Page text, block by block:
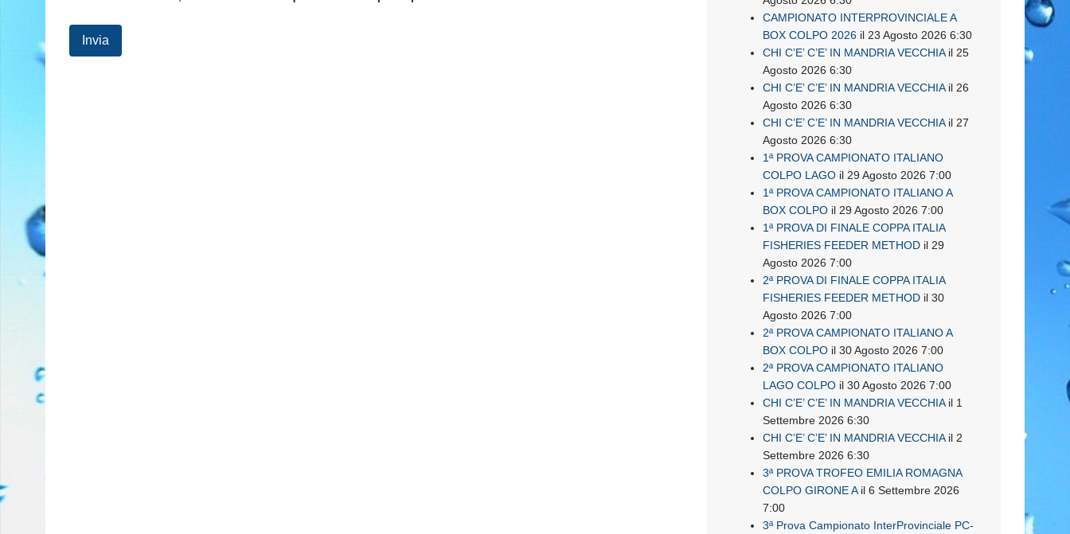
CAMPIONATO INTERPROVINCIALE A
BOX COLPO 2026 il 23 Agosto 2026 6:30
CHI C’E’ C’E’ IN MANDRIA VECCHIAil 25
Agosto 2026 6:30
CHI C’E’ C’E’ IN MANDRIA VECCHIAil 26
Agosto 2026 6:30
CHI C’E’ C’E’ IN MANDRIA VECCHIAil 27
Agosto 2026 6:30
1ª PROVA CAMPIONATO ITALIANO
COLPO LAGO il 29 Agosto 2026 7:00
1ª PROVA CAMPIONATO ITALIANO A
BOX COLPO il 29 Agosto 2026 7:00
1ª PROVA DI FINALE COPPA ITALIA
FISHERIES FEEDER METHOD il 29
Agosto 2026 7:00
2ª PROVA DI FINALE COPPA ITALIA
FISHERIES FEEDER METHOD il 30
Agosto 2026 7:00
2ª PROVA CAMPIONATO ITALIANO A
BOX COLPO il 30 Agosto 2026 7:00
2ª PROVA CAMPIONATO ITALIANO
LAGO COLPO il 30 Agosto 2026 7:00
CHI C’E’ C’E’ IN MANDRIA VECCHIAil 1
Settembre 2026 6:30
CHI C’E’ C’E’ IN MANDRIA VECCHIAil 2
Settembre 2026 6:30
3ª PROVA TROFEO EMILIA ROMAGNA
COLPO GIRONE Ail 6 Settembre 2026
7:00
3ª Prova Campionato InterProvinciale PC-